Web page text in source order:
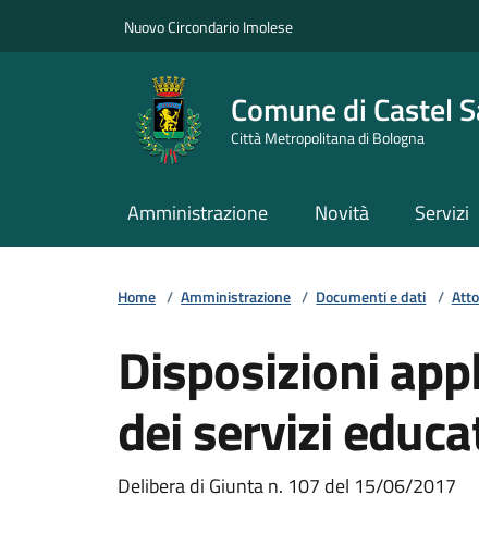
Nuovo Circondario Imolese
Comune di Castel
Città Metropolitana di Bologna
Amministrazione Novità Servizi
Home / Amministrazione / Documenti e dati /
Disposizioni
dei servizi
Delibera di Giunta n. 107 del 15/06/2017